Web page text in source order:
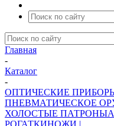
Главная
-
Каталог
-
ОПТИЧЕСКИЕ
ПНЕВМАТИЧЕСКОЕ
ХОЛОСТЫЕ ПАТРОНЫ
РОГАТКИНОЖИ |